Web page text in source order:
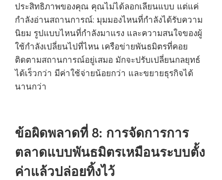
ประสิทธิภาพของคุณ คุณไม่ได้ลอกเลียนแบบ แต่แค่
กำลังอ่านสถานการณ์: มุมมองไหนที่กำลังได้รับความ
นิยม รูปแบบไหนที่กำลังมาแรง และความสนใจของผู้
ใช้กำลังเปลี่ยนไปที่ไหน เครือข่ายพันธมิตรที่คอย
ติดตามสถานการณ์อยู่เสมอ มักจะปรับเปลี่ยนกลยุทธ์
ได้เร็วกว่า มีค่าใช้จ่ายน้อยกว่า และขยายธุรกิจได้
นานกว่า
ข้อผิดพลาดที่ 8: การจัดการการ
ตลาดแบบพันธมิตรเหมือนระบบตั้ง
ค่าแล้วปล่อยทิ้งไว้